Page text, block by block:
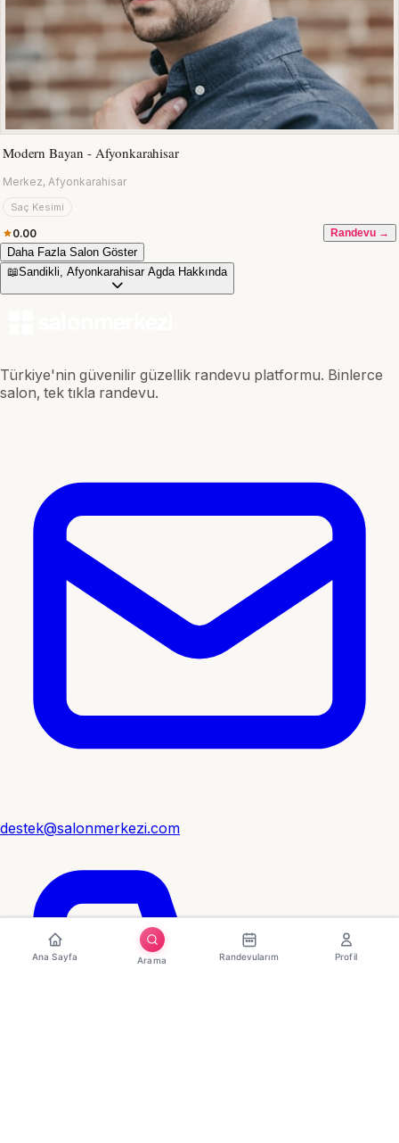
Modern Bayan - Afyonkarahisar
Merkez, Afyonkarahisar
Saç Kesimi
0.00 Randevu →
Daha Fazla Salon Göster
📖Sandikli, Afyonkarahisar Agda Hakkında
Türkiye'nin güvenilir güzellik randevu platformu. Binlerce
salon, tek tıkla randevu.
destek@salonmerkezi.com
Ana Sayfa Arama Randevularım Profil